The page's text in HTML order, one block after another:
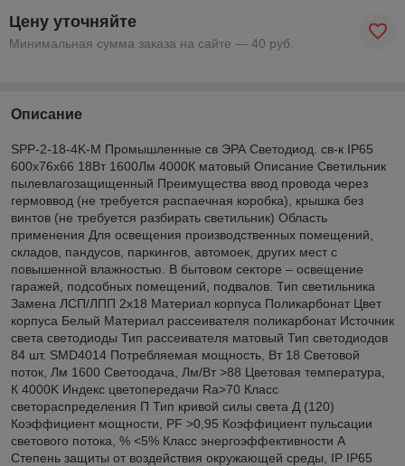
Цену уточняйте
Минимальная сумма заказа на сайте — 40 руб.
Описание
SPP-2-18-4K-M Промышленные св ЭРА Светодиод. св-к IP65
600х76х66 18Вт 1600Лм 4000К матовый Описание Светильник
пылевлагозащищенный Преимущества ввод провода через
гермоввод (не требуется распаечная коробка), крышка без
винтов (не требуется разбирать светильник) Область
применения Для освещения производственных помещений,
складов, пандусов, паркингов, автомоек, других мест с
повышенной влажностью. В бытовом секторе – освещение
гаражей, подсобных помещений, подвалов. Тип светильника
Замена ЛСП/ЛПП 2х18 Материал корпуса Поликарбонат Цвет
корпуса Белый Материал рассеивателя поликарбонат Источник
света светодиоды Тип рассеивателя матовый Тип светодиодов
84 шт. SMD4014 Потребляемая мощность, Вт 18 Световой
поток, Лм 1600 Светоодача, Лм/Вт >88 Цветовая температура,
К 4000K Индекс цветопередачи Ra>70 Класс
светораспределения П Тип кривой силы света Д (120)
Коэффициент мощности, PF >0,95 Коэффициент пульсации
светового потока, % <5% Класс энергоэффективности А
Степень защиты от воздействия окружающей среды, IP IP65